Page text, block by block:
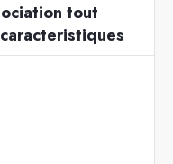
tout